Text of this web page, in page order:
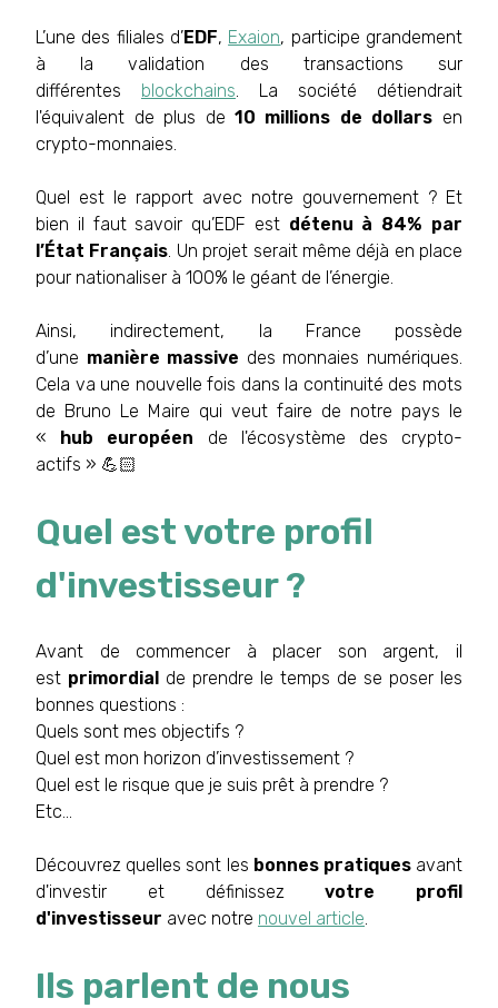
L’une des filiales d’EDF, Exaion, participe grandement
à la validation des transactions sur
différentes blockchains. La société détiendrait
l'équivalent de plus de 10 millions de dollars en
crypto-monnaies.
Quel est le rapport avec notre gouvernement ? Et
bien il faut savoir qu’EDF est détenu à 84% par
l’État Français. Un projet serait même déjà en place
pour nationaliser à 100% le géant de l’énergie.
Ainsi, indirectement, la France possède
d’une manière massive des monnaies numériques.
Cela va une nouvelle fois dans la continuité des mots
de Bruno Le Maire qui veut faire de notre pays le
« hub européen de l'écosystème des crypto-
actifs » 💪🏻
Quel est votre profil
d'investisseur ?
Avant de commencer à placer son argent, il
est primordial de prendre le temps de se poser les
bonnes questions :
Quels sont mes objectifs ?
Quel est mon horizon d’investissement ?
Quel est le risque que je suis prêt à prendre ?
Etc...
Découvrez quelles sont les bonnes pratiquesavant
d'investir et définissezvotre profil
d'investisseur avec notre nouvel article.
Ils parlent de nous